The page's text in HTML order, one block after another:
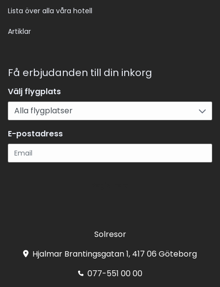
Lista över alla våra hotell
Artiklar
Få erbjudanden till din inkorg
Välj flygplats
E-postadress
Solresor
Hjalmar Brantingsgatan 1, 417 06 Göteborg
077-551 00 00